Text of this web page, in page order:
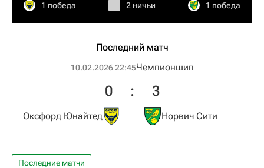
1 победа 2 ничьи 1 победа
Последний матч
10.02.2026 22:45Чемпионшип
Оксфорд Юнайтед
0 : 3
Норвич Сити
Последние матчи